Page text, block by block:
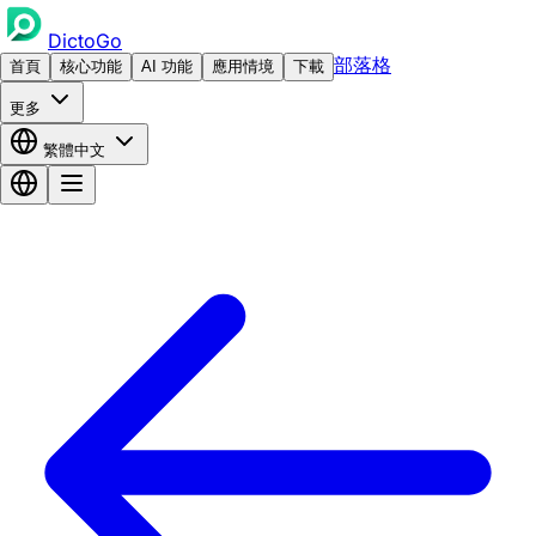
DictoGo
首頁 核心功能 AI 功能 應用情境 下載 部落格
更多
繁體中文